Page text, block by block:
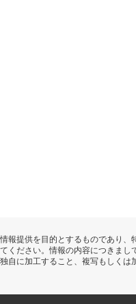
提供を目的とするものであり
ださい。情報の内容につきま
に加工すること、複写もしく